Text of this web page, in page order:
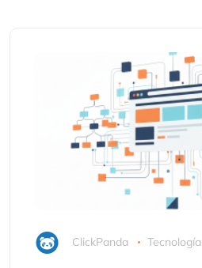
ClickPanda Tecnología